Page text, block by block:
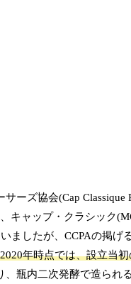
ーズ協会(Cap
キャップ・クラシック
ましたが、CCPAの掲
2020年時点では、設立当
瓶内二次発酵で造ら